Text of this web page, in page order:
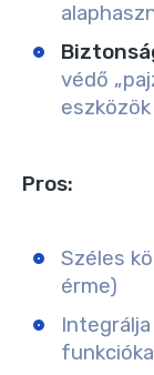
védő
Pros:
Széles
érme)